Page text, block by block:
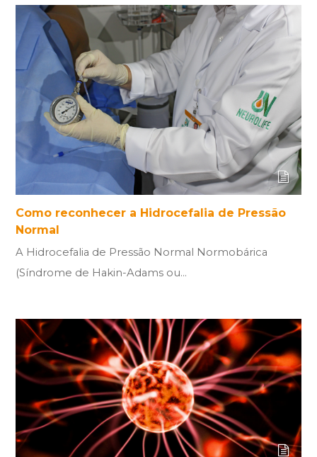
Como reconhecer a Hidrocefalia de Pressão
Normal
A Hidrocefalia de Pressão Normal Normobárica
(Síndrome de Hakin-Adams ou…